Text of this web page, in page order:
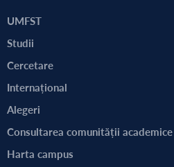
UMFST
Studii
Cercetare
Internațional
Alegeri
Consultarea comunității academice
Harta campus